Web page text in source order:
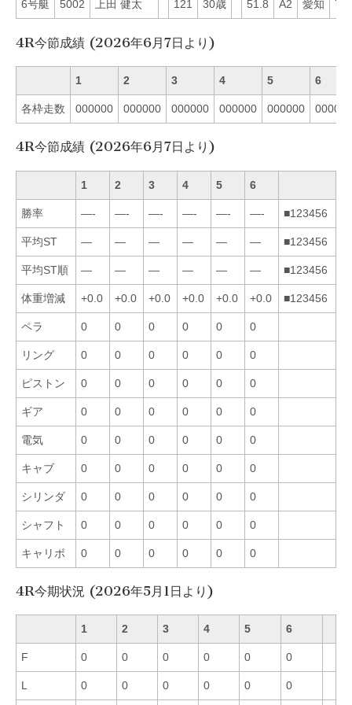
6号艇 5002 上田 健太 121 30歳 51.8 A2 愛知 71
4R今節成績 (2026年6月7日より)
1 2 3 4 5 6
各枠走数 000000 000000 000000 000000 000000 000000
4R今節成績 (2026年6月7日より)
1 2 3 4 5 6
勝率 —- —- —- —- —- —- ■123456
平均ST — — — — — — ■123456
平均ST順 — — — — — — ■123456
体重増減 +0.0 +0.0 +0.0 +0.0 +0.0 +0.0 ■123456
ペラ 0 0 0 0 0 0
リング 0 0 0 0 0 0
ピストン 0 0 0 0 0 0
ギア 0 0 0 0 0 0
電気 0 0 0 0 0 0
キャブ 0 0 0 0 0 0
シリンダ 0 0 0 0 0 0
シャフト 0 0 0 0 0 0
キャリボ 0 0 0 0 0 0
4R今期状況 (2026年5月1日より)
1 2 3 4 5 6
F 0 0 0 0 0 0
L 0 0 0 0 0 0